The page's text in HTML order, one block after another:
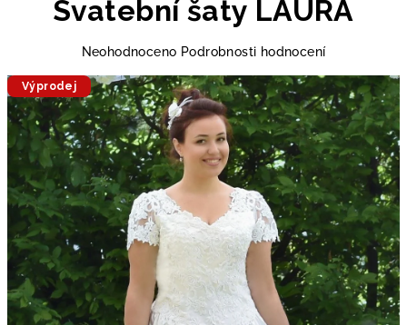
košík
Svatební šaty LAURA
Průměrné
produktu
je
0,0
z
5
hvězdiček.
Neohodnoceno Podrobnosti hodnocení
Výprodej